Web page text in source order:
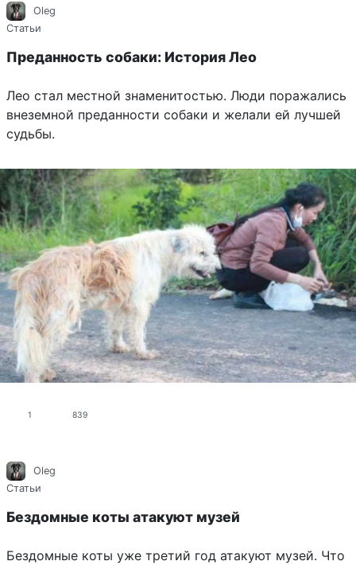
Oleg
Статьи
Преданность собаки: История Лео
Лео стал местной знаменитостью. Люди поражались
внеземной преданности собаки и желали ей лучшей
судьбы.
1 839
Oleg
Статьи
Бездомные коты атакуют музей
Бездомные коты уже третий год атакуют музей. Что